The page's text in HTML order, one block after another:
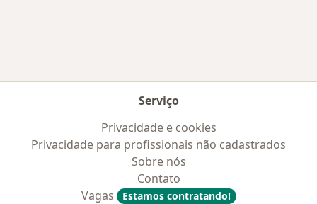
Serviço
Privacidade e cookies
Privacidade para profissionais não cadastrados
Sobre nós
Contato
Vagas
Estamos contratando!